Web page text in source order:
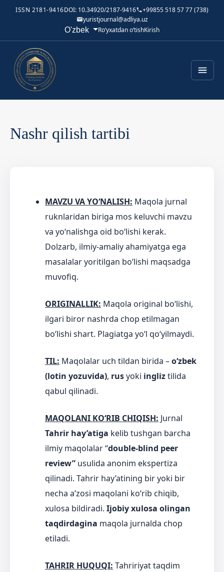
ISSN 2181-9416DOI: 10.34920/2187-9416
+99855 518 57 77 (738)
yuristjournal@adliya.uz
Tilni o'zgartirish. Joriy til:
O'zbek Ro‘yxatdan o‘tishKirish
Nashr qilish tartibi
MAVZU VA YO‘NALISH: Maqola jurnal
ruknlaridan biriga mos keluvchi mavzu
va yo‘nalishga oid bo‘lishi kerak.
Dolzarb, ilmiy-amaliy ahamiyatga ega
masalalar yoritilgan bo‘lishi maqsadga
muvofiq.
ORIGINALLIK: Maqola original bo‘lishi,
ilgari biror nashrda chop etilmagan
bo‘lishi shart. Plagiatga yo‘l qo‘yilmaydi.
TIL: Maqolalar uch tildan birida –o‘zbek
(lotin yozuvida), rusyoki ingliztilida
qabul qilinadi.
MAQOLANI KO‘RIB CHIQISH: Jurnal
Tahrir hay’atiga kelib tushgan barcha
ilmiy maqolalar “double-blind peer
review” usulida anonim ekspertiza
qilinadi. Tahrir hay’atining bir yoki bir
necha a’zosi maqolani ko‘rib chiqib,
xulosa bildiradi. Ijobiy xulosa olingan
taqdirdagina maqola jurnalda chop
etiladi.
TAHRIR HUQUQI: Tahririyat taqdim